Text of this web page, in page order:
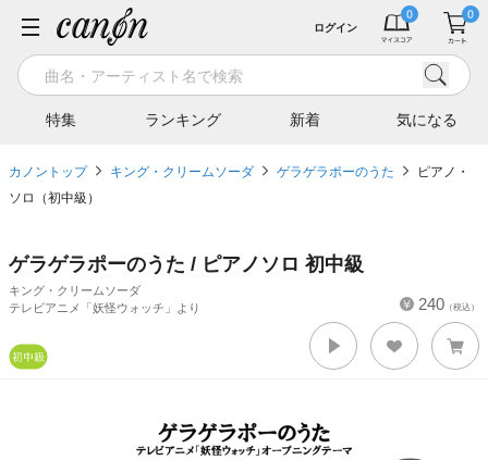
特集 ランキング 新着 気になる
ログイン
カノントップ キング・クリームソーダ ゲラゲラポーのうた
ピアノ・
ソロ（初中級）
ゲラゲラポーのうた / ピアノソロ 初中級
キング・クリームソーダ
テレビアニメ「妖怪ウォッチ」より
240 （税込）